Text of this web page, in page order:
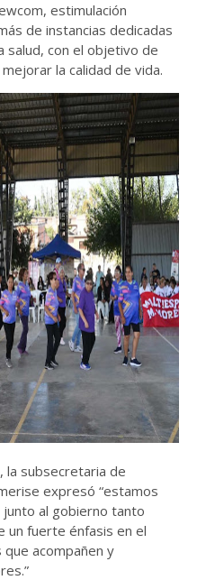
estimulación
de instancias dedicadas
salud, con el objetivo de
la calidad de vida.
la subsecretaria de
expresó “estamos
junto al gobierno tanto
un fuerte énfasis en el
acompañen y